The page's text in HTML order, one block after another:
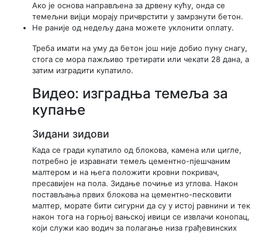
Ако је основа направљена за дрвену кућу, онда се
темељни вијци морају причврстити у замрзнути бетон.
Не раније од недељу дана можете уклонити оплату.
Треба имати на уму да бетон још није добио пуну снагу,
стога се мора пажљиво третирати или чекати 28 дана, а
затим изградити купатило.
Видео: изградња темеља за
купање
Зидани зидови
Када се гради купатило од блокова, камена или цигле,
потребно је изравнати темељ цементно-пјешчаним
малтером и на њега положити кровни покривач,
пресавијен на пола. Зидање почиње из углова. Након
постављања првих блокова на цементно-песковити
малтер, морате бити сигурни да су у истој равнини и тек
након тога на горњој вањској ивици се извлачи конопац,
који служи као водич за полагање низа грађевинских